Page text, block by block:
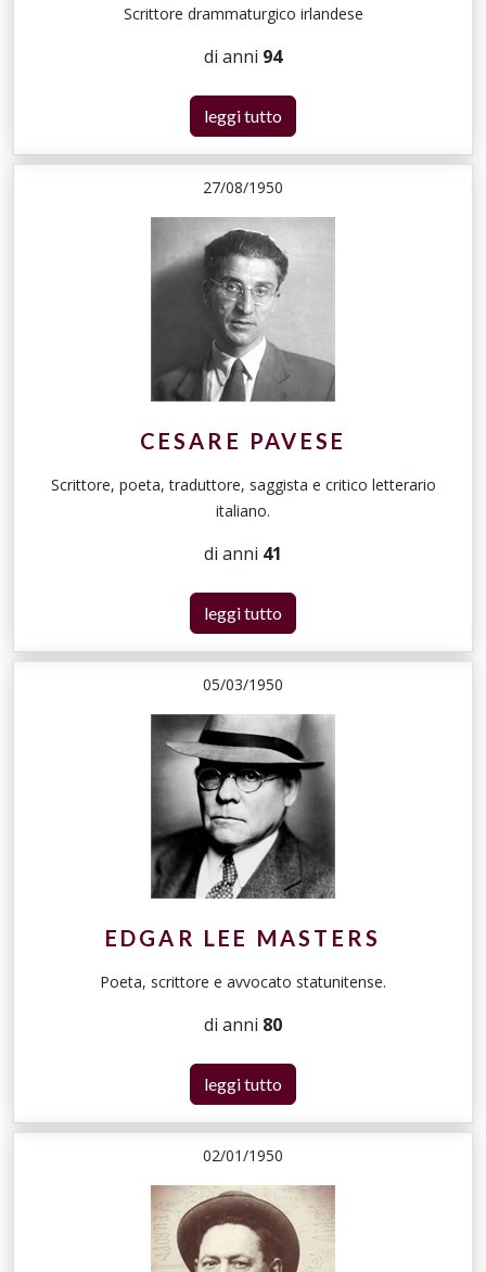
Scrittore drammaturgico irlandese
di anni 94
leggi tutto
27/08/1950
CESARE PAVESE
Scrittore, poeta, traduttore, saggista e critico letterario
italiano.
di anni 41
leggi tutto
05/03/1950
EDGAR LEE MASTERS
Poeta, scrittore e avvocato statunitense.
di anni 80
leggi tutto
02/01/1950